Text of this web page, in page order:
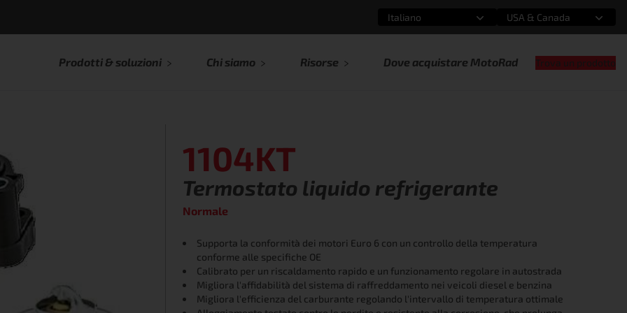
Seleziona un'opzione
Italiano
Seleziona un'opzione
USA & Canada
Prodotti & soluzioni Chi siamo Risorse Dove acquistare MotoRad Trova un prodotto
1104KT
Termostato liquido refrigerante
Normale
Supporta la conformità dei motori Euro 6 con un controllo della temperatura
conforme alle specifiche OE
Calibrato per un riscaldamento rapido e un funzionamento regolare in autostrada
Migliora l'affidabilità del sistema di raffreddamento nei veicoli diesel e benzina
Migliora l'efficienza del carburante regolando l'intervallo di temperatura ottimale